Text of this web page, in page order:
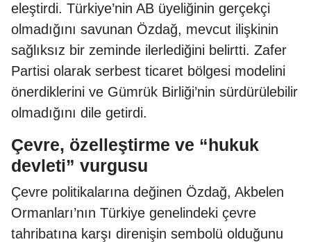
eleştirdi. Türkiye’nin AB üyeliğinin gerçekçi
olmadığını savunan Özdağ, mevcut ilişkinin
sağlıksız bir zeminde ilerlediğini belirtti. Zafer
Partisi olarak serbest ticaret bölgesi modelini
önerdiklerini ve Gümrük Birliği’nin sürdürülebilir
olmadığını dile getirdi.
Çevre, özelleştirme ve “hukuk
devleti” vurgusu
Çevre politikalarına değinen Özdağ, Akbelen
Ormanları’nın Türkiye genelindeki çevre
tahribatına karşı direnişin sembolü olduğunu